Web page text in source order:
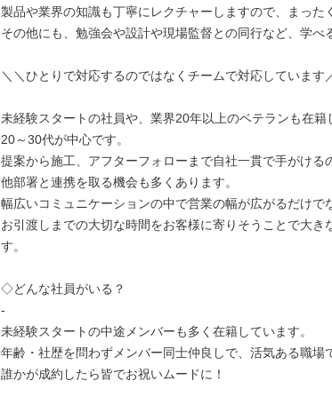
製品や業界の知識も丁寧にレクチャーしますので、まった
その他にも、勉強会や設計や現場監督との同行など、学べ
＼＼ひとりで対応するのではなくチームで対応しています
未経験スタートの社員や、業界20年以上のベテランも在籍
20～30代が中心です。
提案から施工、アフターフォローまで自社一貫で手がける
他部署と連携を取る機会も多くあります。
幅広いコミュニケーションの中で営業の幅が広がるだけで
お引渡しまでの大切な時間をお客様に寄りそうことで大き
す。
◇どんな社員がいる？
-
未経験スタートの中途メンバーも多く在籍しています。
年齢・社歴を問わずメンバー同士仲良しで、活気ある職場
誰かが成約したら皆でお祝いムードに！